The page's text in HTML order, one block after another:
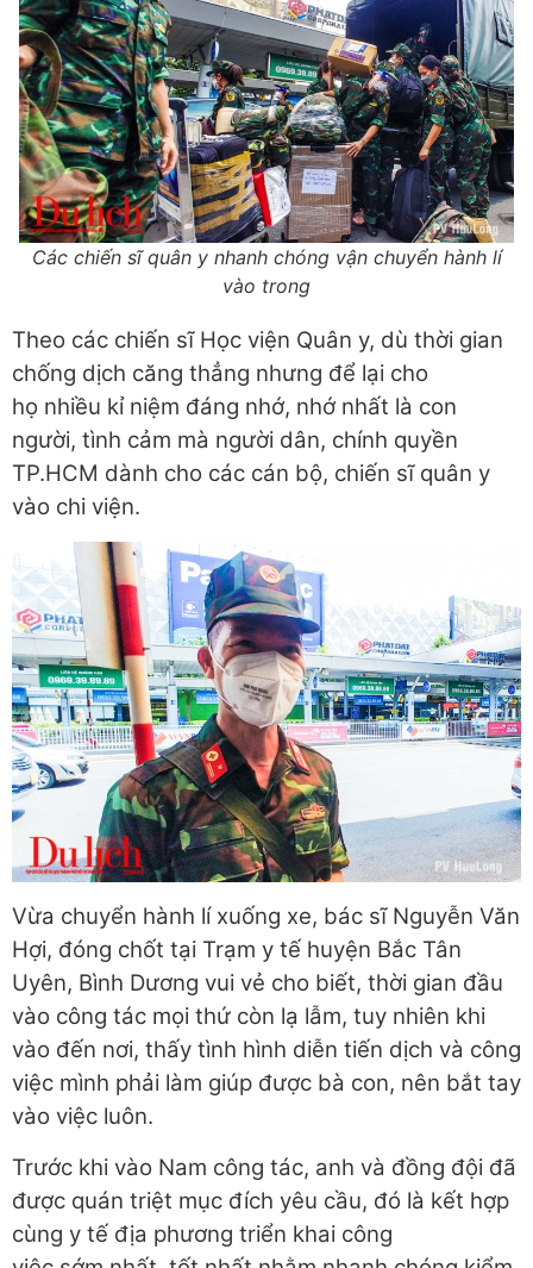
Các chiến sĩ quân y nhanh chóng vận chuyển hành lí
vào trong
Theo các chiến sĩ Học viện Quân y, dù thời gian
chống dịch căng thẳng nhưng để lại cho
họ nhiều kỉ niệm đáng nhớ, nhớ nhất là con
người, tình cảm mà người dân, chính quyền
TP.HCM dành cho các cán bộ, chiến sĩ quân y
vào chi viện.
Vừa chuyển hành lí xuống xe, bác sĩ Nguyễn Văn
Hợi, đóng chốt tại Trạm y tế huyện Bắc Tân
Uyên, Bình Dương vui vẻ cho biết, thời gian đầu
vào công tác mọi thứ còn lạ lẫm, tuy nhiên khi
vào đến nơi, thấy tình hình diễn tiến dịch và công
việc mình phải làm giúp được bà con, nên bắt tay
vào việc luôn.
Trước khi vào Nam công tác, anh và đồng đội đã
được quán triệt mục đích yêu cầu, đó là kết hợp
cùng y tế địa phương triển khai công